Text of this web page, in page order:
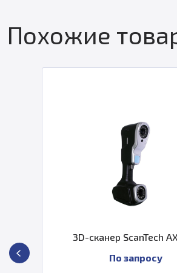
Похожие
3D-сканер ScanTech
По запросу